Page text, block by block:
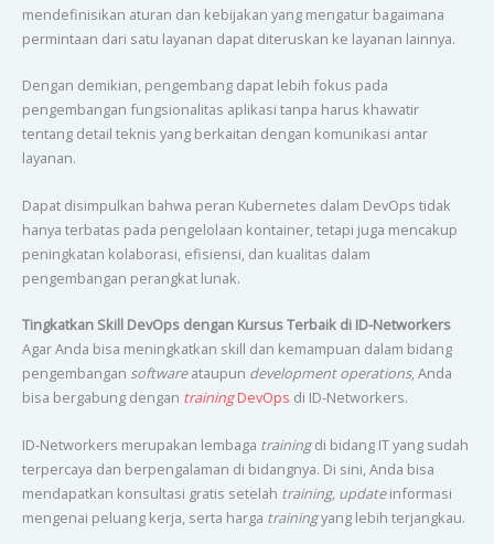
mendefinisikan aturan dan kebijakan yang mengatur bagaimana
permintaan dari satu layanan dapat diteruskan ke layanan lainnya.
Dengan demikian, pengembang dapat lebih fokus pada
pengembangan fungsionalitas aplikasi tanpa harus khawatir
tentang detail teknis yang berkaitan dengan komunikasi antar
layanan.
Dapat disimpulkan bahwa peran Kubernetes dalam DevOps tidak
hanya terbatas pada pengelolaan kontainer, tetapi juga mencakup
peningkatan kolaborasi, efisiensi, dan kualitas dalam
pengembangan perangkat lunak.
Tingkatkan Skill DevOps dengan Kursus Terbaik di ID-Networkers
Agar Anda bisa meningkatkan skill dan kemampuan dalam bidang
pengembangan softwareataupun development operations, Anda
bisa bergabung dengan trainingDevOps di ID-Networkers.
ID-Networkers merupakan lembaga trainingdi bidang IT yang sudah
terpercaya dan berpengalaman di bidangnya. Di sini, Anda bisa
mendapatkan konsultasi gratis setelah training, updateinformasi
mengenai peluang kerja, serta harga trainingyang lebih terjangkau.